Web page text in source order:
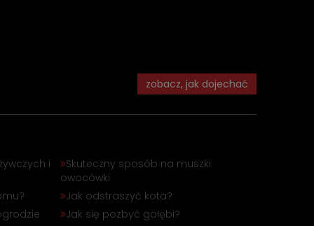
zobacz, jak dojechać
i
Skuteczny sposób na muszki
owocówki
Jak odstraszyć kota?
Jak się pozbyć gołębi?